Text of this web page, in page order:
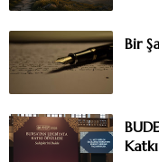
Bir